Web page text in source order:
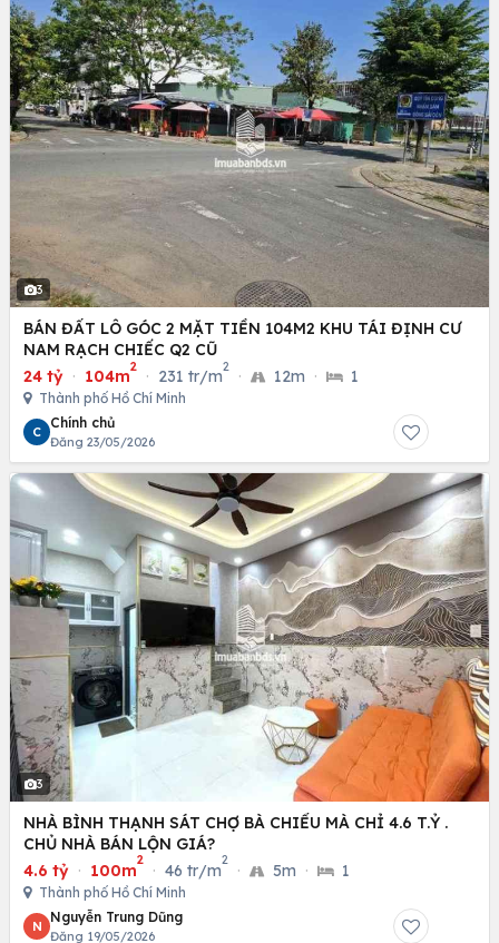
3
BÁN ĐẤT LÔ GÓC 2 MẶT TIỀN 104M2 KHU TÁI ĐỊNH CƯ
NAM RẠCH CHIẾC Q2 CŨ
24 tỷ · 104m
2
· 231 tr/m
2
· 12m · 1
Thành phố Hồ Chí Minh
C
Chính chủ
Đăng 23/05/2026
3
NHÀ BÌNH THẠNH SÁT CHỢ BÀ CHIỂU MÀ CHỈ 4.6 T.Ỷ .
CHỦ NHÀ BÁN LỘN GIÁ?
4.6 tỷ · 100m
2
· 46 tr/m
2
· 5m · 1
Thành phố Hồ Chí Minh
N
Nguyễn Trung Dũng
Đăng 19/05/2026